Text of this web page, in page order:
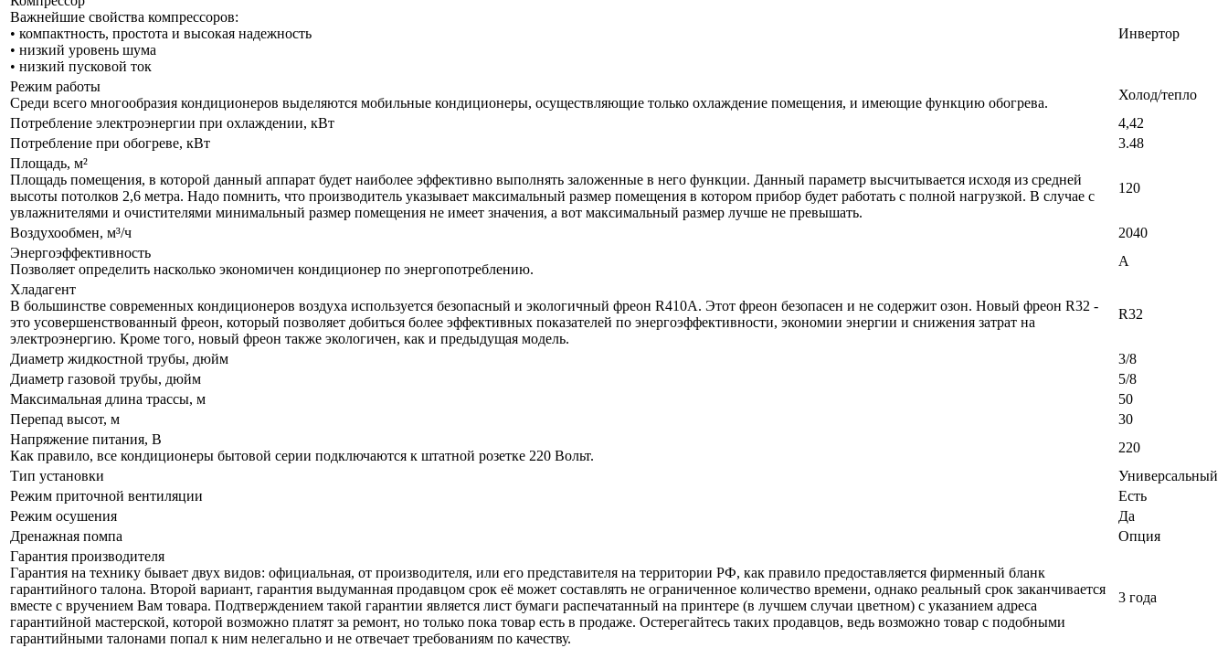
Важнейшие свойства компрессоров:
• компактность, простота и высокая надежность
• низкий уровень шума
• низкий пусковой ток
Инвертор
Режим работы
Среди всего многообразия кондиционеров выделяются мобильные кондиционеры, осуществляющие только охлаждение помещения, и имеющие функцию обогрева.
Холод/тепло
Потребление электроэнергии при охлаждении, кВт
4,42
Потребление при обогреве, кВт
3.48
Площадь, м²
Площадь помещения, в которой данный аппарат будет наиболее эффективно выполнять заложенные в него функции. Данный параметр высчитывается исходя из средней
высоты потолков 2,6 метра. Надо помнить, что производитель указывает максимальный размер помещения в котором прибор будет работать с полной нагрузкой. В случае с
увлажнителями и очистителями минимальный размер помещения не имеет значения, а вот максимальный размер лучше не превышать.
120
Воздухообмен, м³/ч
2040
Энергоэффективность
Позволяет определить насколько экономичен кондиционер по энергопотреблению.
A
Хладагент
В большинстве современных кондиционеров воздуха используется безопасный и экологичный фреон R410A. Этот фреон безопасен и не содержит озон. Новый фреон R32 -
это усовершенствованный фреон, который позволяет добиться более эффективных показателей по энергоэффективности, экономии энергии и снижения затрат на
электроэнергию. Кроме того, новый фреон также экологичен, как и предыдущая модель.
R32
Диаметр жидкостной трубы, дюйм
3/8
Диаметр газовой трубы, дюйм
5/8
Максимальная длина трассы, м
50
Перепад высот, м
30
Напряжение питания, В
Как правило, все кондиционеры бытовой серии подключаются к штатной розетке 220 Вольт.
220
Тип установки
Универсальный
Режим приточной вентиляции
Есть
Режим осушения
Да
Дренажная помпа
Опция
Гарантия производителя
Гарантия на технику бывает двух видов: официальная, от производителя, или его представителя на территории РФ, как правило предоставляется фирменный бланк
гарантийного талона. Второй вариант, гарантия выдуманная продавцом срок её может составлять не ограниченное количество времени, однако реальный срок заканчивается
вместе с вручением Вам товара. Подтверждением такой гарантии является лист бумаги распечатанный на принтере (в лучшем случаи цветном) с указанием адреса
гарантийной мастерской, которой возможно платят за ремонт, но только пока товар есть в продаже. Остерегайтесь таких продавцов, ведь возможно товар с подобными
гарантийными талонами попал к ним нелегально и не отвечает требованиям по качеству.
3 года